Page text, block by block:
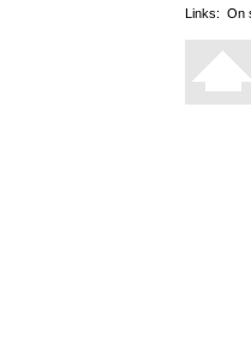
Links: On